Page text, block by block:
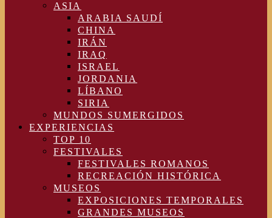
ASIA
ARABIA SAUDÍ
CHINA
IRÁN
IRAQ
ISRAEL
JORDANIA
LÍBANO
SIRIA
MUNDOS SUMERGIDOS
EXPERIENCIAS
TOP 10
FESTIVALES
FESTIVALES ROMANOS
RECREACIÓN HISTÓRICA
MUSEOS
EXPOSICIONES TEMPORALES
GRANDES MUSEOS